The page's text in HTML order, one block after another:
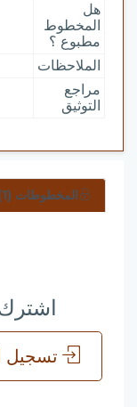
هل
المخطوط
مطبوع ؟
الملاحظات
مراجع
التوثيق
المخطوطات (1)
تسجيل